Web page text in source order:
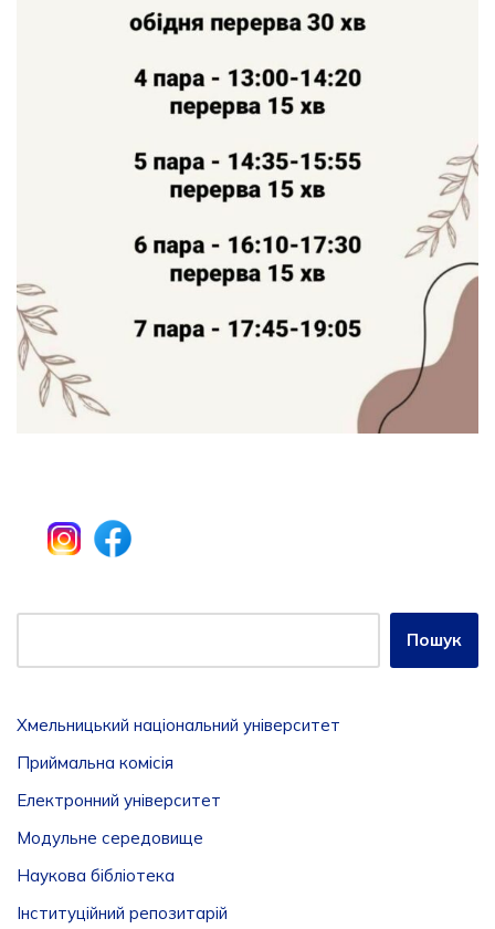
Пошук
Хмельницький національний університет
Приймальна комісія
Електронний університет
Модульне середовище
Наукова бібліотека
Інституційний репозитарій